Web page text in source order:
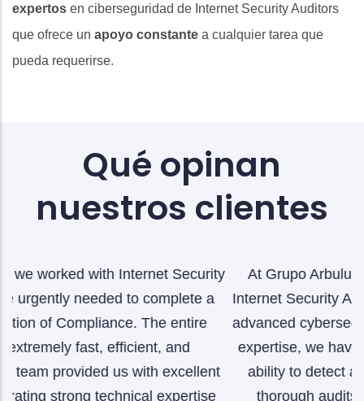
expertos en ciberseguridad de Internet Security Auditors
que ofrece un apoyo constante a cualquier tarea que
pueda requerirse.
Qué opinan
nuestros clientes
At Grupo Arbulu, we have worked closely with
Internet Security Auditors on the implementation of
advanced cybersecurity measures. Thanks to their
expertise, we have significantly strengthened our
ability to detect and mitigate cyber risks. Their
thorough audits and tailored solutions have